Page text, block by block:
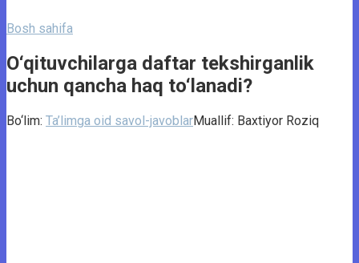
Bosh sahifa
O‘qituvchilarga daftar tekshirganlik
uchun qancha haq to‘lanadi?
Bo‘lim: Ta’limga oid savol-javoblarMuallif: Baxtiyor Roziq